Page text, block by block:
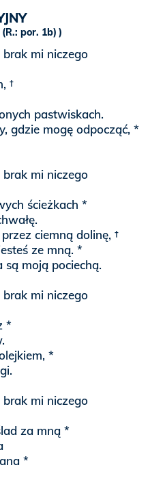
por. 1b)
mi niczego
†
pastwiskach.
gdzie mogę odpocząć, *
mi niczego
ścieżkach *
ciemną dolinę, †
ze mną. *
są moją pociechą.
mi niczego
*
*
mi niczego
za mną *
*